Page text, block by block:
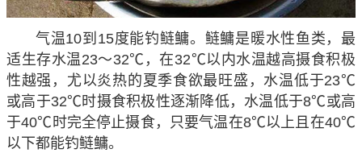
气温10到15度能钓鲢鳙。鲢鳙是暖水性鱼类，最
适生存水温23～32℃，在32℃以内水温越高摄食积极
性越强，尤以炎热的夏季食欲最旺盛，水温低于23℃
或高于32℃时摄食积极性逐渐降低，水温低于8℃或高
于40℃时完全停止摄食，只要气温在8℃以上且在40℃
以下都能钓鲢鳙。